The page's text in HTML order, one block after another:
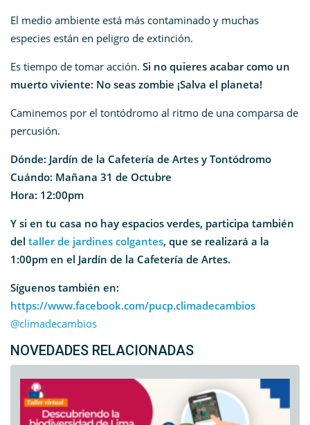
El medio ambiente está más contaminado y muchas
especies están en peligro de extinción.
Es tiempo de tomar acción. Si no quieres acabar como un
muerto viviente: No seas zombie ¡Salva el planeta!
Caminemos por el tontódromo al ritmo de una comparsa de
percusión.
Dónde: Jardín de la Cafetería de Artes y Tontódromo
Cuándo: Mañana 31 de Octubre
Hora: 12:00pm
Y si en tu casa no hay espacios verdes, participa también
del taller de jardines colgantes, que se realizará a la
1:00pm en el Jardín de la Cafetería de Artes.
Síguenos también en:
https://www.facebook.com/pucp.climadecambios
@climadecambios
NOVEDADES RELACIONADAS